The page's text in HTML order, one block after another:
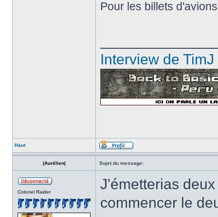
Pour les billets
Interview de
Haut
|Aurélien| Sujet du message:
Colonel Raider
J'émetterias
commencer le